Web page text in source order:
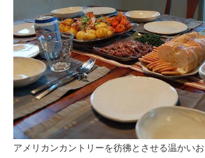
アメリカンカントリーを彷彿とさせる温かいお